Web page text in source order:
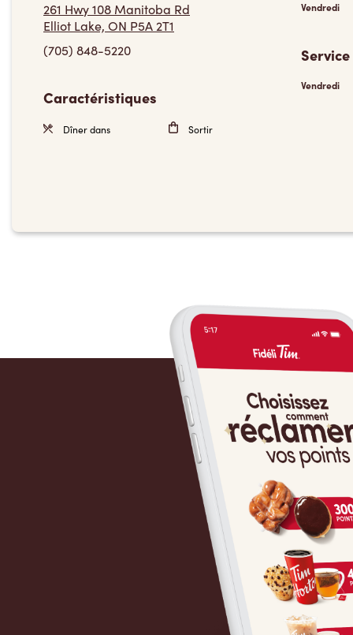
261 Hwy 108 Manitoba Rd
Elliot Lake, ON P5A 2T1
(705) 848-5220
Caractéristiques
Dîner dans Sortir
Vendredi
Vendredi